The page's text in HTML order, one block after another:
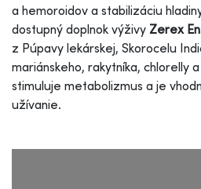
a hemoroidov a stabilizáciu
dostupný doplnok výživy Zerex
z Púpavy lekárskej, Skorocelu
mariánskeho, rakytníka, chlorelly
stimuluje metabolizmus a je
užívanie.